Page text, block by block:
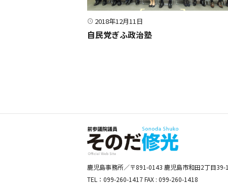
2018年12月11日
自民党ぎふ政治塾
鹿児島事務所／〒891-0143 鹿児島市和田2丁目39-1
TEL：099-260-1417 FAX : 099-260-1418